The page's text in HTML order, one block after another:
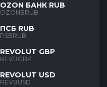
OZON БАНК RUB
OZONBRUB
ПСБ RUB
PSBRUB
REVOLUT GBP
REVBGBP
REVOLUT USD
REVBUSD